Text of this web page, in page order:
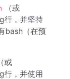
（或
行，并坚持
bash（在预
或
行，并使用